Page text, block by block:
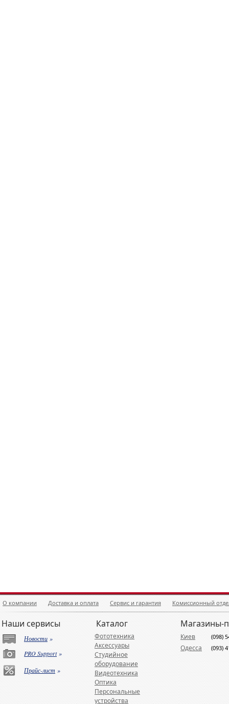
О компании Доставка и оплата Сервис и гарантия Комиссионный
Наши сервисы
Новости»
PRO Support»
Прайс-лист»
Каталог
Фототехника
Аксессуары
Студийное
оборудование
Видеотехника
Оптика
Персональные
устройства
Магазины-
Киев (098)
Одесса (093)